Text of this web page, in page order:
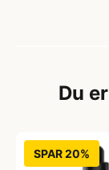
Du
SPAR 20%